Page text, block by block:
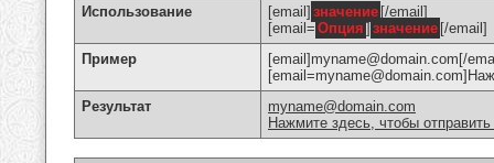
Использование [email] значение [/email]
[email= Опция ] значение [/email]
Пример
[email]myname@domain.com[/
Результат
myname@domain.com
Нажмите здесь, чтобы